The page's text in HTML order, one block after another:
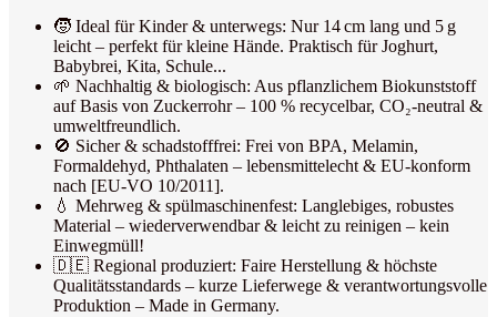
🧒 Ideal für Kinder & unterwegs: Nur 14 cm lang und 5 g
leicht – perfekt für kleine Hände. Praktisch für Joghurt,
Babybrei, Kita, Schule...
🌱 Nachhaltig & biologisch: Aus pflanzlichem Biokunststoff
auf Basis von Zuckerrohr – 100 % recycelbar, CO₂-neutral &
umweltfreundlich.
🚫 Sicher & schadstofffrei: Frei von BPA, Melamin,
Formaldehyd, Phthalaten – lebensmittelecht & EU-konform
nach [EU-VO 10/2011].
💧 Mehrweg & spülmaschinenfest: Langlebiges, robustes
Material – wiederverwendbar & leicht zu reinigen – kein
Einwegmüll!
🇩🇪 Regional produziert: Faire Herstellung & höchste
Qualitätsstandards – kurze Lieferwege & verantwortungsvolle
Produktion – Made in Germany.